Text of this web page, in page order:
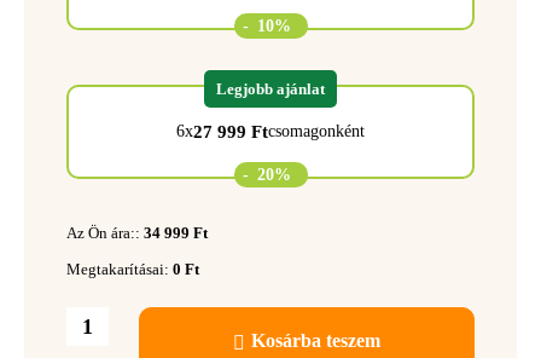
- 10%
6x27 999 Ftcsomagonként
- 20%
Legjobb ajánlat
Az Ön ára:: 34 999 Ft
Megtakarításai: 0 Ft
Kosárba teszem